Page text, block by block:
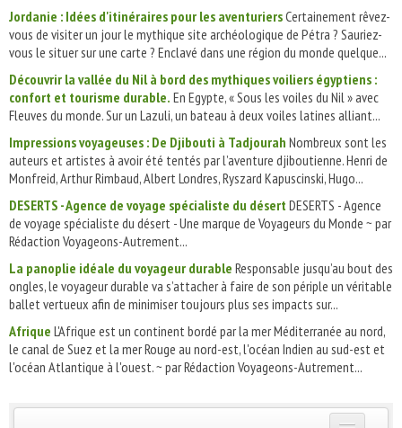
Jordanie : Idées d'itinéraires pour les aventuriersCertainement rêvez-
vous de visiter un jour le mythique site archéologique de Pétra ? Sauriez-
vous le situer sur une carte ? Enclavé dans une région du monde quelque...
Découvrir la vallée du Nil à bord des mythiques voiliers égyptiens :
confort et tourisme durable. En Egypte, « Sous les voiles du Nil » avec
Fleuves du monde. Sur un Lazuli, un bateau à deux voiles latines alliant...
Impressions voyageuses : De Djibouti à Tadjourah Nombreux sont les
auteurs et artistes à avoir été tentés par l’aventure djiboutienne. Henri de
Monfreid, Arthur Rimbaud, Albert Londres, Ryszard Kapuscinski, Hugo...
DESERTS - Agence de voyage spécialiste du désert DESERTS - Agence
de voyage spécialiste du désert - Une marque de Voyageurs du Monde ~ par
Rédaction Voyageons-Autrement...
La panoplie idéale du voyageur durable Responsable jusqu’au bout des
ongles, le voyageur durable va s’attacher à faire de son périple un véritable
ballet vertueux afin de minimiser toujours plus ses impacts sur...
Afrique L'Afrique est un continent bordé par la mer Méditerranée au nord,
le canal de Suez et la mer Rouge au nord-est, l'océan Indien au sud-est et
l'océan Atlantique à l'ouest. ~ par Rédaction Voyageons-Autrement...